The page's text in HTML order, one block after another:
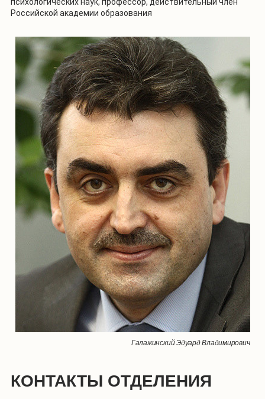
Российской академии образования
Галажинский Эдуард Владимирович
КОНТАКТЫ ОТДЕЛЕНИЯ